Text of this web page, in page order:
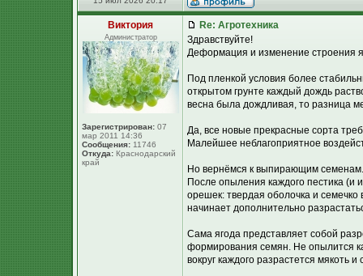
Виктория
Администратор
Зарегистрирован: 07
мар 2011 14:36
Сообщения: 11746
Откуда: Краснодарский
край
Re: Агротехника
Здравствуйте!
Деформация и изменение строения
Под пленкой условия более
открытом грунте каждый дождь
весна была дождливая, то разница
Да, все новые прекрасные сорта
Малейшее неблагоприятное
Но вернёмся к выпирающим семенам.
После опыления каждого пестика (и
орешек: твердая оболочка и семечко
начинает дополнительно
Сама ягода представляет собой
формирования семян. Не опылится
вокруг каждого разрастется мякоть